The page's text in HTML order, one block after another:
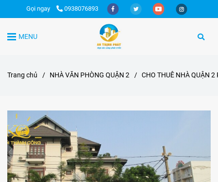
Gọi ngay 0938076893
MENU
Trang chủ / NHÀ VĂN PHÒNG QUẬN 2 / CHO THUÊ NHÀ QUẬN